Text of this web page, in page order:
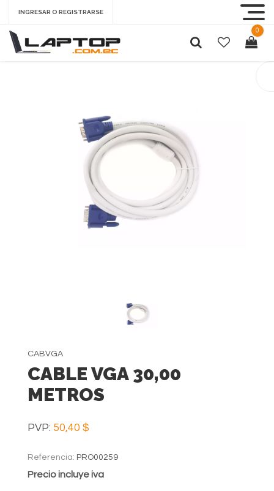
INGRESAR O REGISTRARSE
0
CABVGA
CABLE VGA 30,00
METROS
PVP: 50,40 $
Referencia: PRO00259
Precio incluye iva